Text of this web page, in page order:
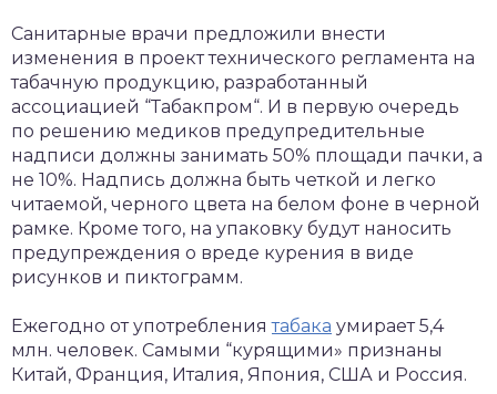
Санитарные врачи предложили внести
изменения в проект технического регламента на
табачную продукцию, разработанный
ассоциацией “Табакпром“. И в первую очередь
по решению медиков предупредительные
надписи должны занимать 50% площади пачки, а
не 10%. Надпись должна быть четкой и легко
читаемой, черного цвета на белом фоне в черной
рамке. Кроме того, на упаковку будут наносить
предупреждения о вреде курения в виде
рисунков и пиктограмм.
Ежегодно от употреблениятабака умирает 5,4
млн. человек. Самыми “курящими» признаны
Китай, Франция, Италия, Япония, США и Россия.